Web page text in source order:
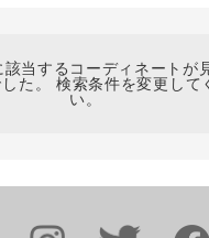
該当するコーディネートが
た。 検索条件を変更して
い。